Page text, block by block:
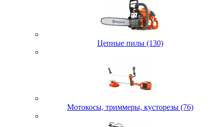
Цепные пилы (130)
Мотокосы, триммеры, кусторезы (76)